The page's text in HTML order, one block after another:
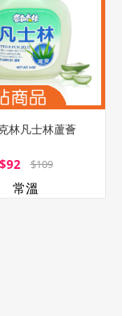
林凡士林蘆薈
$92 $109
常溫